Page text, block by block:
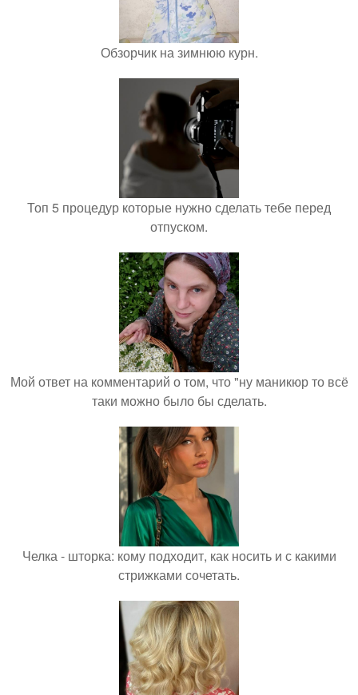
Обзорчик на зимнюю курн.
Топ 5 процедур которые нужно сделать тебе перед
отпуском.
Мой ответ на комментарий о том, что "ну маникюр то всё
таки можно было бы сделать.
Челка - шторка: кому подходит, как носить и с какими
стрижками сочетать.